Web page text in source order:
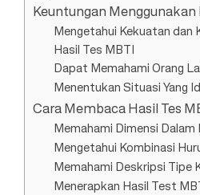
Keuntungan Menggunakan
Mengetahui Kekuatan dan
Hasil Tes MBTI
Dapat Memahami Orang
Menentukan Situasi Yang
Cara Membaca Hasil Tes
Memahami Dimensi Dalam
Mengetahui Kombinasi
Memahami Deskripsi Tipe
Menerapkan Hasil Test